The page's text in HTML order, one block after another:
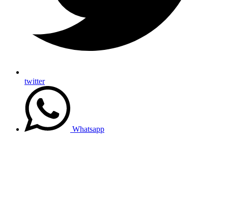
twitter
Whatsapp